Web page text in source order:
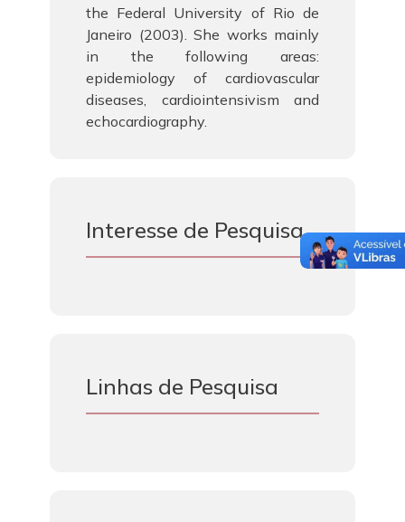
the Federal University of Rio de
Janeiro (2003). She works mainly
in the following areas:
epidemiology of cardiovascular
diseases, cardiointensivism and
echocardiography.
Interesse de Pesquisa
Linhas de Pesquisa